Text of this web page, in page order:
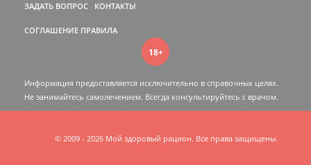
ЗАДАТЬ ВОПРОС КОНТАКТЫ
СОГЛАШЕНИЕ ПРАВИЛА
18+
Информация предоставляется исключительно в справочных целях.
Не занимайтесь самолечением. Всегда консультируйтесь c врачом.
© 2009 - 2026 Мой здоровый рацион. Все права защищены.